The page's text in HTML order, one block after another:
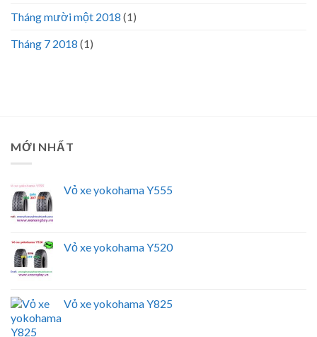
Tháng mười một 2018 (1)
Tháng 7 2018 (1)
MỚI NHẤT
Vỏ xe yokohama Y555
Vỏ xe yokohama Y520
Vỏ xe yokohama Y825